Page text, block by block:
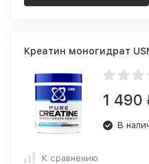
Креатин моногидрат
1 490
В
К сравнению